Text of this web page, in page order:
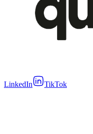
LinkedIn TikTok